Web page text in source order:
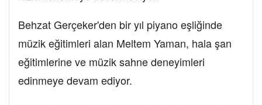
Behzat Gerçeker'den bir yıl piyano eşliğinde
müzik eğitimleri alan Meltem Yaman, hala şan
eğitimlerine ve müzik sahne deneyimleri
edinmeye devam ediyor.